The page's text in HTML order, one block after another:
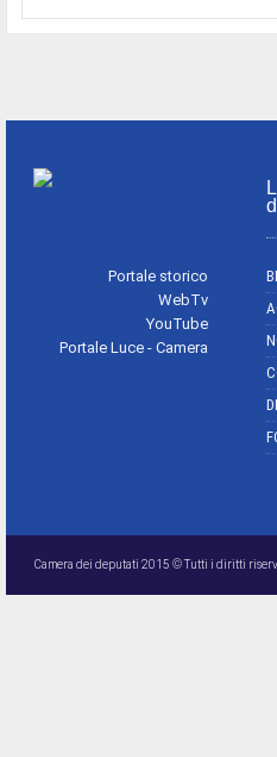
Portale storico
WebTv
YouTube
Portale Luce - Camera
Camera dei deputati 2015 © Tutti i diritti